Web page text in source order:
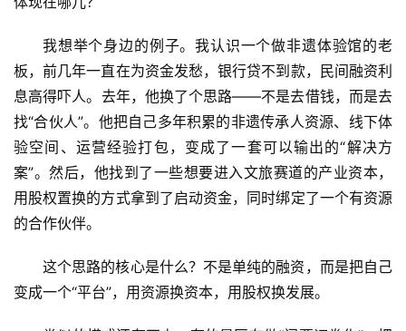
区
文
旅
融
合
乡
兴
我想举个身边的例子。我认识一个做非遗体验馆的老
板，前几年一直在为资金发愁，银行贷不到款，民间融资利
息高得吓人。去年，他换了个思路——不是去借钱，而是去
找“合伙人”。他把自己多年积累的非遗传承人资源、线下体
验空间、运营经验打包，变成了一套可以输出的“解决方
案”。然后，他找到了一些想要进入文旅赛道的产业资本，
用股权置换的方式拿到了启动资金，同时绑定了一个有资源
的合作伙伴。
这个思路的核心是什么？不是单纯的融资，而是把自己
变成一个“平台”，用资源换资本，用股权换发展。